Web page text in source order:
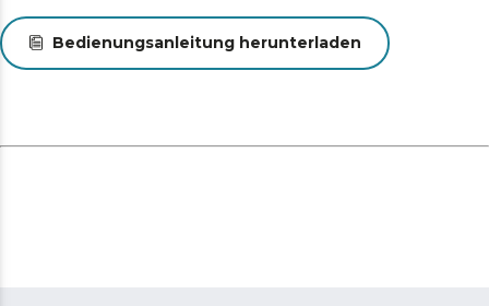
Bedienungsanleitung herunterladen